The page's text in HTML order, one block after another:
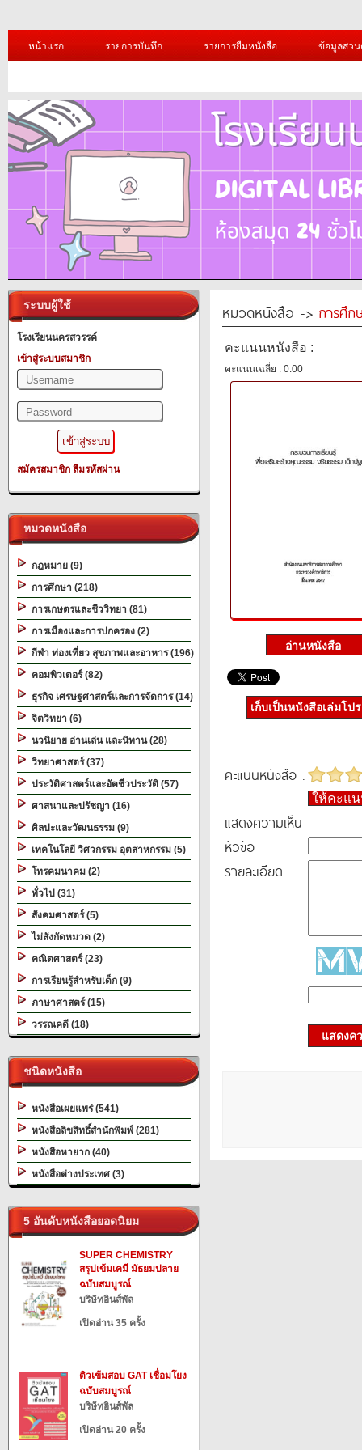
หน้าแรก รายการบันทึก รายการยืมหนังสือ ข้อมูลส่ว
ระบบผู้ใช้
โรงเรียนนครสวรรค์
เข้าสู่ระบบสมาชิก
สมัครสมาชิก ลืมรหัสผ่าน
หมวดหนังสือ
กฎหมาย (9)
การศึกษา (218)
การเกษตรและชีววิทยา (81)
การเมืองและการปกครอง (2)
กีฬา ท่องเที่ยว สุขภาพและอาหาร (196)
คอมพิวเตอร์ (82)
ธุรกิจ เศรษฐศาสตร์และการจัดการ (14)
จิตวิทยา (6)
นวนิยาย อ่านเล่น และนิทาน (28)
วิทยาศาสตร์ (37)
ประวัติศาสตร์และอัตชีวประวัติ (57)
ศาสนาและปรัชญา (16)
ศิลปะและวัฒนธรรม (9)
เทคโนโลยี วิศวกรรม อุตสาหกรรม (5)
โทรคมนาคม (2)
ทั่วไป (31)
สังคมศาสตร์ (5)
ไม่สังกัดหมวด (2)
คณิตศาสตร์ (23)
การเรียนรู้สำหรับเด็ก (9)
ภาษาศาสตร์ (15)
วรรณคดี (18)
ชนิดหนังสือ
หนังสือเผยแพร่ (541)
หนังสือลิขสิทธิ์สำนักพิมพ์ (281)
หนังสือหายาก (40)
หนังสือต่างประเทศ (3)
5 อันดับหนังสือยอดนิยม
SUPER CHEMISTRY
สรุปเข้มเคมี มัธยมปลาย
ฉบับสมบูรณ์
บริษัทอินส์พัล
เปิดอ่าน 35 ครั้ง
ติวเข้มสอบ GAT เชื่อมโยง
ฉบับสมบูรณ์
บริษัทอินส์พัล
เปิดอ่าน 20 ครั้ง
หมวดหนังสือ -> การศึก
คะแนนหนังสือ :
คะแนนเฉลี่ย : 0.00
เก็บเป็นหนังสือเล่มโป
คะแนนหนังสือ :
ให้คะแ
แสดงความเห็น
หัวข้อ
รายละเอียด
แสดงค